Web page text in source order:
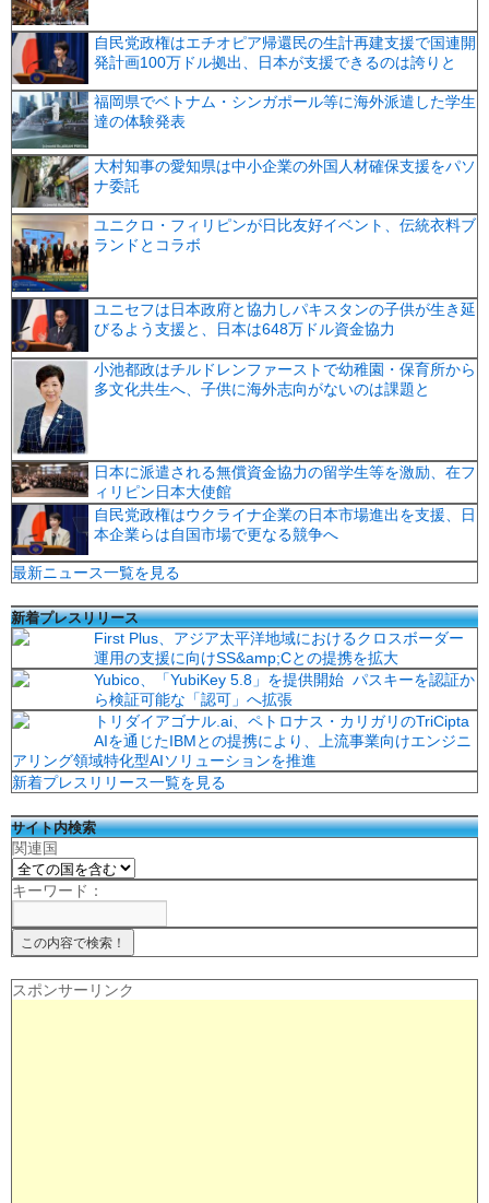
自民党政権はエチオピア帰還民の生計再建支援で国連開
発計画100万ドル拠出、日本が支援できるのは誇りと
福岡県でベトナム・シンガポール等に海外派遣した学生
達の体験発表
大村知事の愛知県は中小企業の外国人材確保支援をパソ
ナ委託
ユニクロ・フィリピンが日比友好イベント、伝統衣料ブ
ランドとコラボ
ユニセフは日本政府と協力しパキスタンの子供が生き延
びるよう支援と、日本は648万ドル資金協力
小池都政はチルドレンファーストで幼稚園・保育所から
多文化共生へ、子供に海外志向がないのは課題と
日本に派遣される無償資金協力の留学生等を激励、在フ
ィリピン日本大使館
自民党政権はウクライナ企業の日本市場進出を支援、日
本企業らは自国市場で更なる競争へ
最新ニュース一覧を見る
新着プレスリリース
First Plus、アジア太平洋地域におけるクロスボーダー
運用の支援に向けSS&amp;Cとの提携を拡大
Yubico、「YubiKey 5.8」を提供開始 パスキーを認証か
ら検証可能な「認可」へ拡張
トリダイアゴナル.ai、ペトロナス・カリガリのTriCipta
AIを通じたIBMとの提携により、上流事業向けエンジニ
アリング領域特化型AIソリューションを推進
新着プレスリリース一覧を見る
サイト内検索
関連国
キーワード：
スポンサーリンク